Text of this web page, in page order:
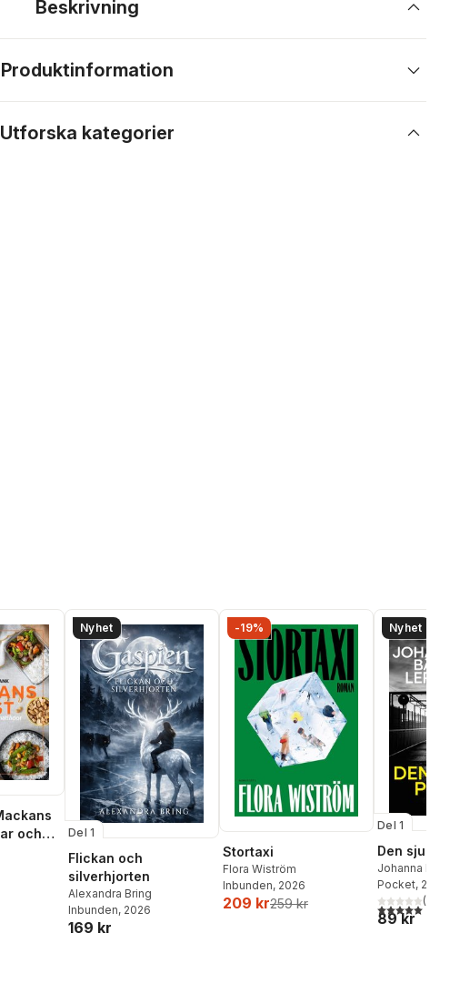
Beskrivning
Produktinformation
Utforska kategorier
och
Nyhet
Del 1
Flickan och
silverhjorten
Alexandra Bring
Inbunden, 2026
169 kr
-19%
Stortaxi
Flora Wiström
Inbunden, 2026
209 kr259 kr
Nyhet
Del 1
Den sjunde
Johanna
Lerneby
Pocket, 2026
5,0utav 5(
89 kr